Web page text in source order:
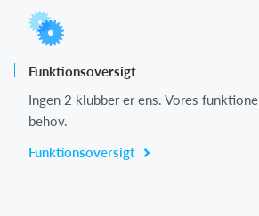
Funktionsoversigt
Ingen 2 klubber er ens. Vores
behov.
Funktionsoversigt